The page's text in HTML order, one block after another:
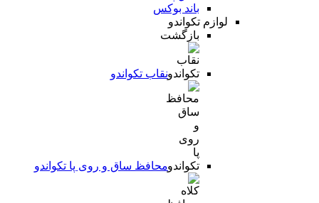
باند بوکس
لوازم تکواندو
بازگشت
نقاب تکواندو
محافظ ساق و روی پا تکواندو